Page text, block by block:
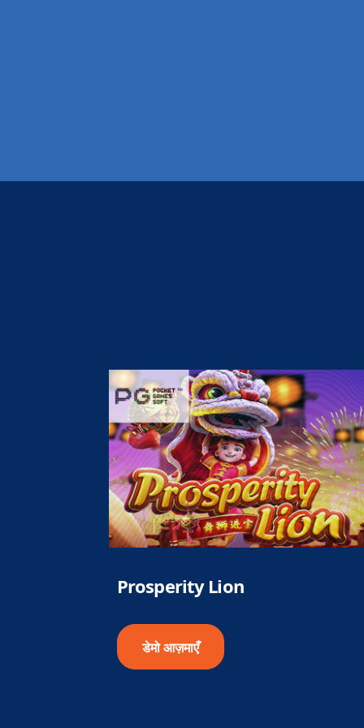
Prosperity Lion
डेमो आज़माएँ